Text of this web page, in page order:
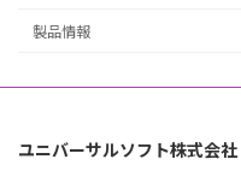
製品情報
ユニバーサルソフト株式会社